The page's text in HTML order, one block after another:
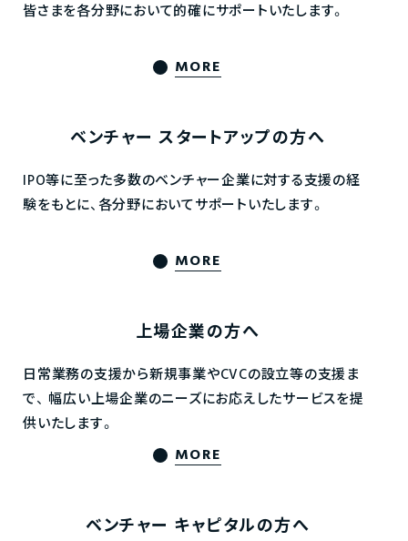
皆さまを各分野において的確にサポートいたします。
MORE
ベンチャー スタートアップの方へ
IPO等に至った多数のベンチャー企業に対する支援の経
験をもとに、各分野においてサポートいたします。
MORE
上場企業の方へ
日常業務の支援から新規事業やCVCの設立等の支援ま
で、 幅広い上場企業のニーズにお応えしたサービスを提
供いたします。
MORE
ベンチャー キャピタルの方へ